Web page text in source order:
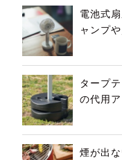
電池式
ャンプ
タープ
の代用
煙が出